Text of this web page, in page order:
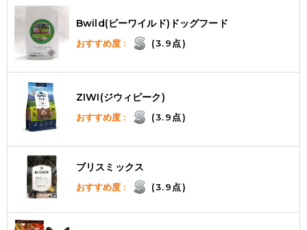
Bwild(ビーワイルド)ドッグフード
おすすめ度 : (3.9点)
ZIWI(ジウィピーク)
おすすめ度 : (3.9点)
ブリスミックス
おすすめ度 : (3.9点)